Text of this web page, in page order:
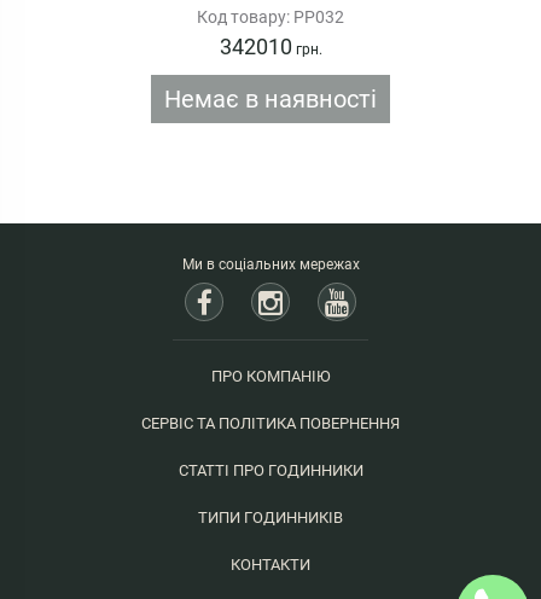
Код товару: PP032
342010 грн.
Немає в наявності
Ми в соціальних мережах
ПРО КОМПАНІЮ
СЕРВІС ТА ПОЛІТИКА ПОВЕРНЕННЯ
СТАТТІ ПРО ГОДИННИКИ
ТИПИ ГОДИННИКІВ
КОНТАКТИ